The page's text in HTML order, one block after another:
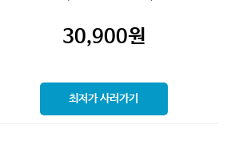
30,900원
최저가 사러가기